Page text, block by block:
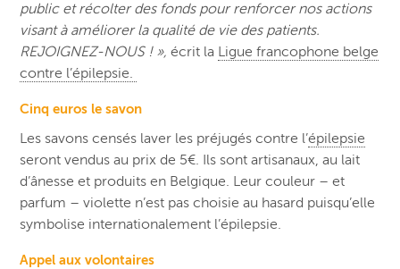
public et récolter des fonds pour renforcer nos actions
visant à améliorer la qualité de vie des patients.
REJOIGNEZ-NOUS ! »,écrit la Ligue francophone belge
contre l’épilepsie.
Cinq euros le savon
Les savons censés laver les préjugés contre l’épilepsie
seront vendus au prix de 5€. Ils sont artisanaux, au lait
d’ânesse et produits en Belgique. Leur couleur – et
parfum – violette n’est pas choisie au hasard puisqu’elle
symbolise internationalement l’épilepsie.
Appel aux volontaires